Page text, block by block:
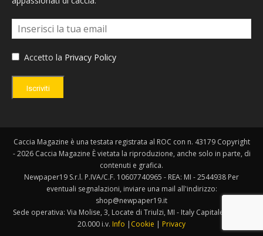
Accetto la Privacy Policy
Iscriviti
Caccia Magazine è una testata registrata al ROC con n. 43179 Copyright
- 2026 Caccia Magazine È vietata la riproduzione, anche solo in parte, di
contenuti e grafica.
Newpaper19 S.r.l. P.IVA/C.F. 10607740965 - REA: MI - 2544938 Per
eventuali segnalazioni, inviare una mail all'indirizzo:
shop@newpaper19.it
Sede operativa: Via Molise, 3, Locate di Triulzi, MI - Italy Capitale Sociale:
20.000 i.v. Info | Cookie | Privacy